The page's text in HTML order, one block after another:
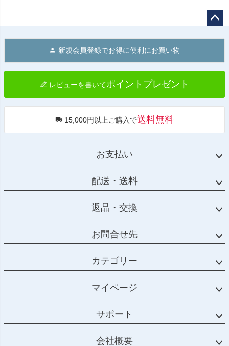
へ
新規会員登録でお得に便利にお買い物
レビューを書いてポイントプレゼント
15,000円以上ご購入で送料無料
お支払い
配送・送料
返品・交換
お問合せ先
カテゴリー
マイページ
サポート
会社概要